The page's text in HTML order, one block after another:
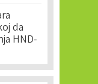
da
HND-